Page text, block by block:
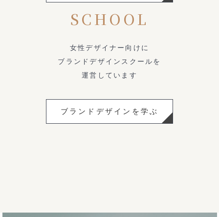
SCHOOL
女性デザイナー向けに
ブランドデザインスクールを
運営しています
ブランドデザインを学ぶ